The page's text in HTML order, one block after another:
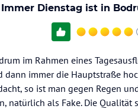
Immer Dienstag ist in
im Rahmen eines
immer die Hauptstraße
so ist man gegen Regen
natürlich als Fake. Die